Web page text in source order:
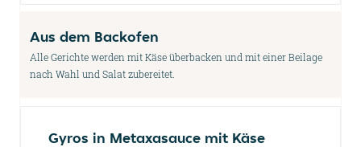
Aus dem Backofen
Alle Gerichte werden mit Käse überbacken und mit einer Beilage
nach Wahl und Salat zubereitet.
Gyros in Metaxasauce mit Käse